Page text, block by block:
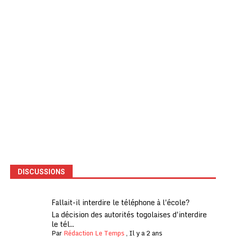
DISCUSSIONS
Fallait-il interdire le téléphone à l'école?
La décision des autorités togolaises d'interdire
le tél...
ParRédaction Le Temps, Il y a 2 ans